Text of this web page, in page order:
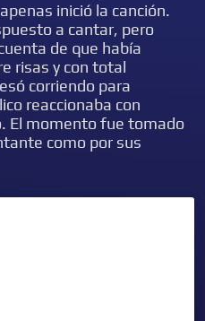
inició la canción.
a cantar, pero
de que había
risas y con total
corriendo para
reaccionaba con
El momento fue tomado
como por sus